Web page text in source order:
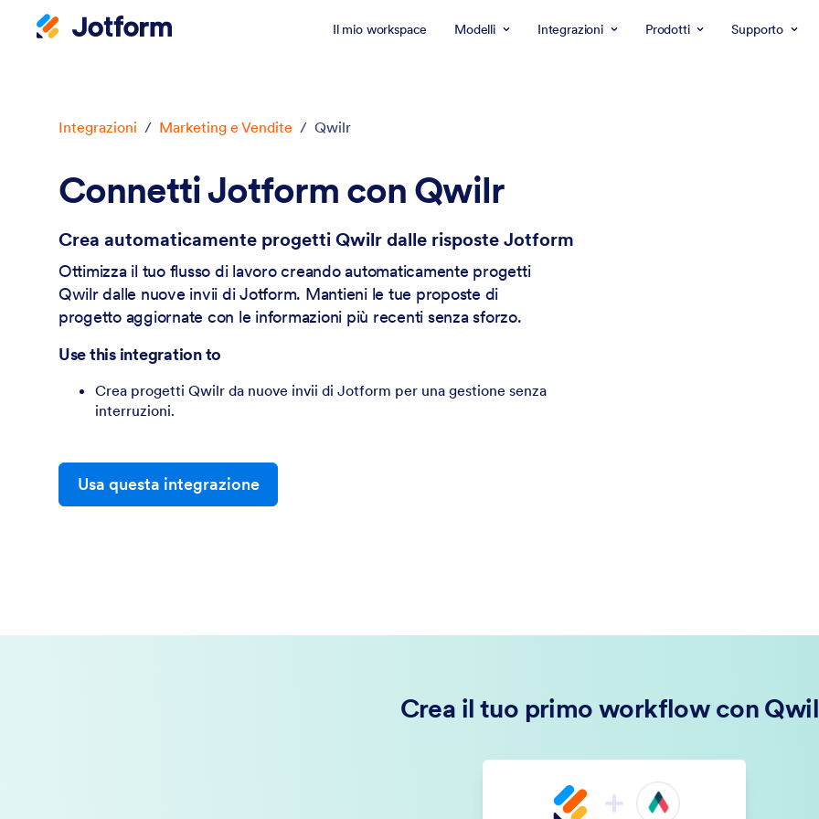
Il mio workspace Modelli Integrazioni Prodotti Supporto
Integrazioni / Marketing e Vendite / Qwilr
Connetti Jotform con Qwilr
Crea automaticamente progetti Qwilr dalle risposte Jotform
Ottimizza il tuo flusso di lavoro creando automaticamente progetti
Qwilr dalle nuove invii di Jotform. Mantieni le tue proposte di
progetto aggiornate con le informazioni più recenti senza sforzo.
Use this integration to
Crea progetti Qwilr da nuove invii di Jotform per una gestione senza
interruzioni.
Usa questa integrazione
Crea il tuo primo workflow con